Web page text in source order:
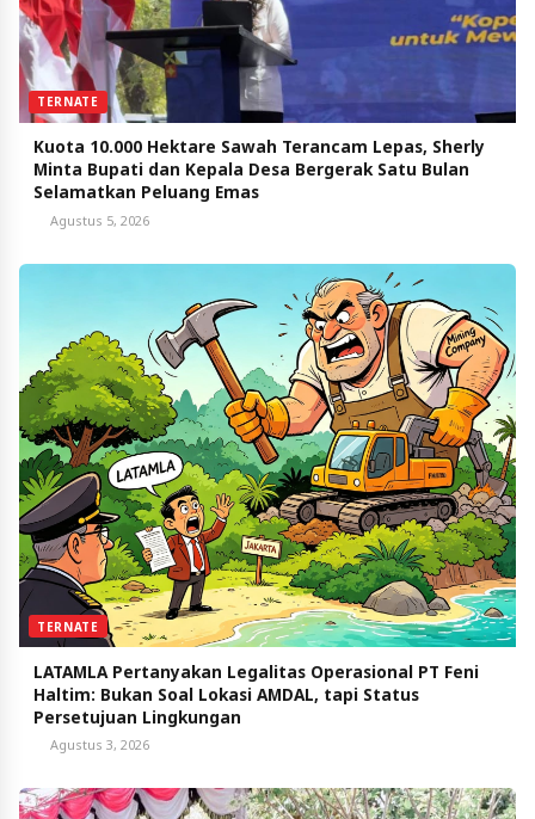
TERNATE
Kuota 10.000 Hektare Sawah Terancam Lepas, Sherly
Minta Bupati dan Kepala Desa Bergerak Satu Bulan
Selamatkan Peluang Emas
Agustus 5, 2026
TERNATE
LATAMLA Pertanyakan Legalitas Operasional PT Feni
Haltim: Bukan Soal Lokasi AMDAL, tapi Status
Persetujuan Lingkungan
Agustus 3, 2026